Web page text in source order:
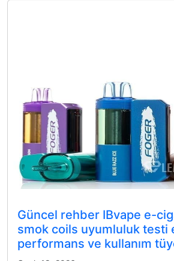
Güncel rehber IBvape e-
smok coils uyumluluk testi
performans ve kullanım